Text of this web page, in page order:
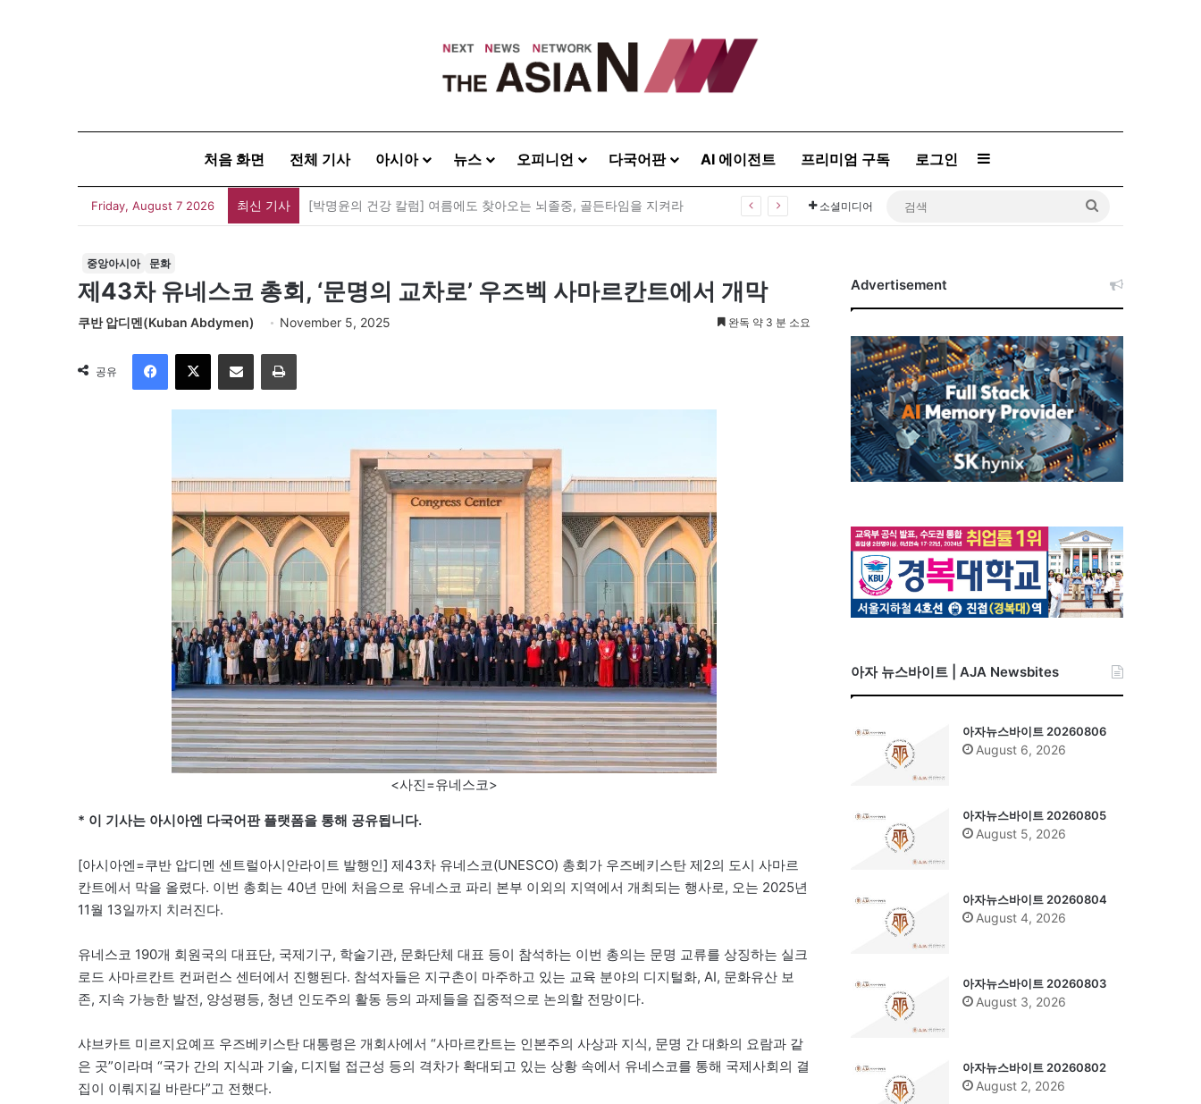
처음 화면 전체 기사 아시아 뉴스 오피니언 다국어판 AI 에이전트 프리미엄 구독 로그인 Sidebar
Friday, August 7 2026 최신 기사 [박명윤의 건강 칼럼] 여름에도 찾아오는 뇌졸중, 골든타임을 지켜라 소셜미디어
중앙아시아 문화
제43차 유네스코 총회, ‘문명의 교차로’ 우즈벡 사마르칸트에서 개막
쿠반 압디멘(Kuban Abdymen) November 5, 2025 완독 약 3 분 소요
공유
Facebook
X 이메일 인쇄
<사진=유네스코>
* 이 기사는 아시아엔 다국어판 플랫폼을 통해 공유됩니다.
[아시아엔=쿠반 압디멘 센트럴아시안라이트 발행인] 제43차 유네스코(UNESCO) 총회가 우즈베키스탄 제2의 도시 사마르
칸트에서 막을 올렸다. 이번 총회는 40년 만에 처음으로 유네스코 파리 본부 이외의 지역에서 개최되는 행사로, 오는 2025년
11월 13일까지 치러진다.
유네스코 190개 회원국의 대표단, 국제기구, 학술기관, 문화단체 대표 등이 참석하는 이번 총의는 문명 교류를 상징하는 실크
로드 사마르칸트 컨퍼런스 센터에서 진행된다. 참석자들은 지구촌이 마주하고 있는 교육 분야의 디지털화, AI, 문화유산 보
존, 지속 가능한 발전, 양성평등, 청년 인도주의 활동 등의 과제들을 집중적으로 논의할 전망이다.
샤브카트 미르지요예프 우즈베키스탄 대통령은 개회사에서 “사마르칸트는 인본주의 사상과 지식, 문명 간 대화의 요람과 같
은 곳”이라며 “국가 간의 지식과 기술, 디지털 접근성 등의 격차가 확대되고 있는 상황 속에서 유네스코를 통해 국제사회의 결
집이 이뤄지길 바란다”고 전했다.
Advertisement
아자 뉴스바이트 | AJA Newsbites
아자뉴스바이트 20260806
August 6, 2026
아자뉴스바이트 20260805
August 5, 2026
아자뉴스바이트 20260804
August 4, 2026
아자뉴스바이트 20260803
August 3, 2026
아자뉴스바이트 20260802
August 2, 2026